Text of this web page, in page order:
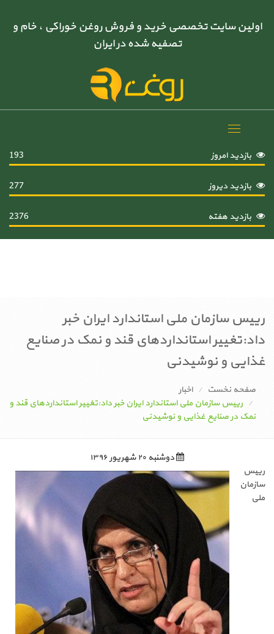
اولین سایت تخصصی خرید و فروش روغن خوراکی ، خام و
تصفیه شده در ایران
Toggle
بازدید امروز
193
بازدید دیروز 277
بازدید هفته 2376
رییس سازمان ملی استاندارد ایران خبر
داد:تغییر استانداردهای قند و نمک در صنایع
غذایی و نوشیدنی
صفحه نخست
اخبار
رییس سازمان ملی استاندارد ایران خبر داد:تغییر استانداردهای قند و
نمک در صنایع غذایی و نوشیدنی
دوشنبه ۲۰ شهریور ۱۳۹۶
رییس
سازمان
ملی